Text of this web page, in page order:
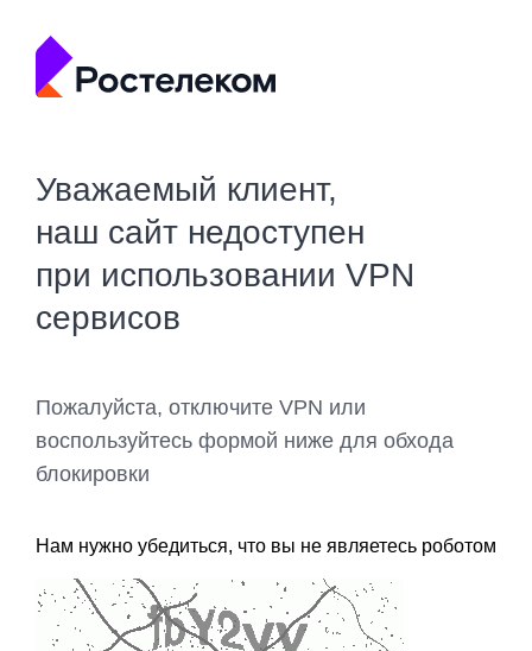
Уважаемый клиент,
наш сайт недоступен
при использовании VPN
сервисов
Пожалуйста, отключите VPN или
воспользуйтесь формой ниже для обхода
блокировки
Нам нужно убедиться, что вы не являетесь роботом